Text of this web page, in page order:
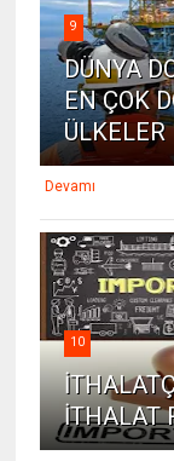
9
DÜNYA
EN ÇOK
ÜLKELER
Devamı
10
İTHALAT